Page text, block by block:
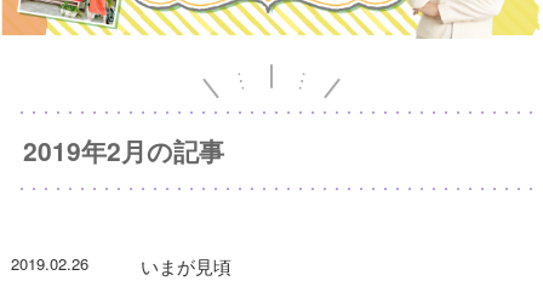
2019年2月の記事
2019.02.26 いまが見頃